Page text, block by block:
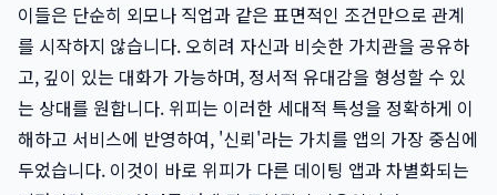
이들은 단순히 외모나 직업과 같은 표면적인 조건만으로 관계
를 시작하지 않습니다. 오히려 자신과 비슷한 가치관을 공유하
고, 깊이 있는 대화가 가능하며, 정서적 유대감을 형성할 수 있
는 상대를 원합니다. 위피는 이러한 세대적 특성을 정확하게 이
해하고 서비스에 반영하여, '신뢰'라는 가치를 앱의 가장 중심에
두었습니다. 이것이 바로 위피가 다른 데이팅 앱과 차별화되는